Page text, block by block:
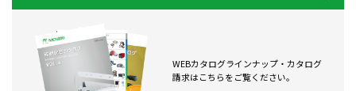
WEBカタログラインナップ・カタログ
請求はこちらをご覧ください。